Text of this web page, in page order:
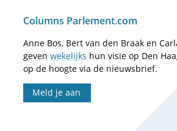
Columns Parlement.com
Anne Bos, Bert van den Braak en
geven wekelijks hun visie op Den
op de hoogte via de nieuwsbrief.
Meld je aan